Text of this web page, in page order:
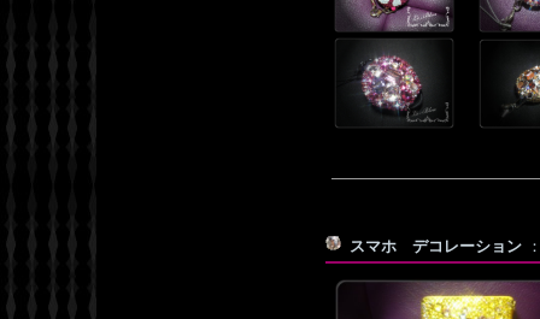
スマホ デコレーション